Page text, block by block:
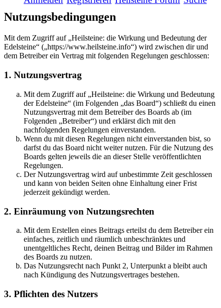
Nutzungsbedingungen
Mit dem Zugriff auf „Heilsteine: die Wirkung und Bedeutung der
Edelsteine“ („https://www.heilsteine.info“) wird zwischen dir und
dem Betreiber ein Vertrag mit folgenden Regelungen geschlossen:
1. Nutzungsvertrag
Mit dem Zugriff auf „Heilsteine: die Wirkung und Bedeutung
der Edelsteine“ (im Folgenden „das Board“) schließt du einen
Nutzungsvertrag mit dem Betreiber des Boards ab (im
Folgenden „Betreiber“) und erklärst dich mit den
nachfolgenden Regelungen einverstanden.
Wenn du mit diesen Regelungen nicht einverstanden bist, so
darfst du das Board nicht weiter nutzen. Für die Nutzung des
Boards gelten jeweils die an dieser Stelle veröffentlichten
Regelungen.
Der Nutzungsvertrag wird auf unbestimmte Zeit geschlossen
und kann von beiden Seiten ohne Einhaltung einer Frist
jederzeit gekündigt werden.
2. Einräumung von Nutzungsrechten
Mit dem Erstellen eines Beitrags erteilst du dem Betreiber ein
einfaches, zeitlich und räumlich unbeschränktes und
unentgeltliches Recht, deinen Beitrag und Bilder im Rahmen
des Boards zu nutzen.
Das Nutzungsrecht nach Punkt 2, Unterpunkt a bleibt auch
nach Kündigung des Nutzungsvertrages bestehen.
3. Pflichten des Nutzers